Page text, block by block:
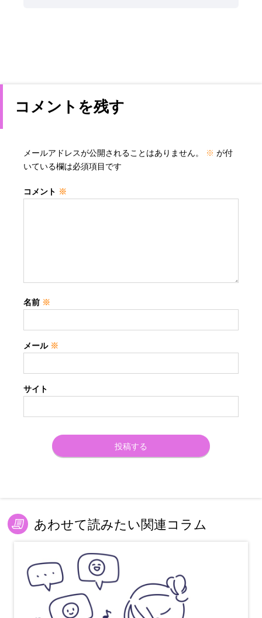
コメントを残す
メールアドレスが公開されることはありません。 ※ が付
いている欄は必須項目です
コメント ※
名前 ※
メール ※
サイト
あわせて読みたい関連コラム